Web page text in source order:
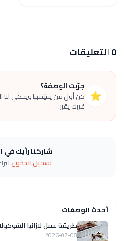
0 التعليقات
⭐
جرّبت الوصفة؟
كن أول من يقيّمها ويحكي لنا
غيرك يقرر.
شاركنا رأيك في
تسجيل الدخول
أحدث الوصفات
طريقة عمل لازانيا
2026-07-08